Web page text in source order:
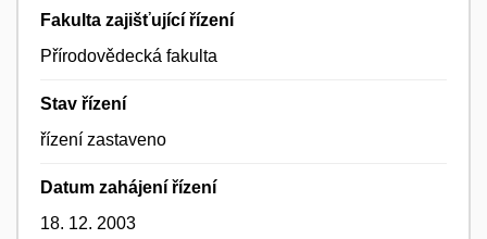
Fakulta zajišťující řízení
Přírodovědecká fakulta
Stav řízení
řízení zastaveno
Datum zahájení řízení
18. 12. 2003